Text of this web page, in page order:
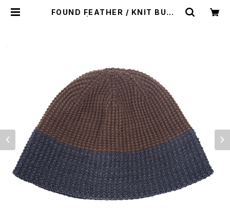
FOUND FEATHER / KNIT BUCK